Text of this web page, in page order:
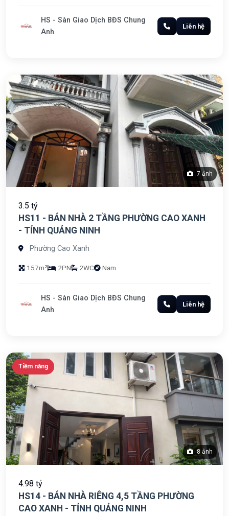
HS - Sàn Giao Dịch BĐS Chung
Anh
Liên hệ
7 ảnh
3.5 tỷ
HS11 - BÁN NHÀ 2 TẦNG PHƯỜNG CAO XANH
- TỈNH QUẢNG NINH
Phường Cao Xanh
157m² 2PN 2WC Nam
HS - Sàn Giao Dịch BĐS Chung
Anh
Liên hệ
Tiềm năng
8 ảnh
4.98 tỷ
HS14 - BÁN NHÀ RIÊNG 4,5 TẦNG PHƯỜNG
CAO XANH - TỈNH QUẢNG NINH